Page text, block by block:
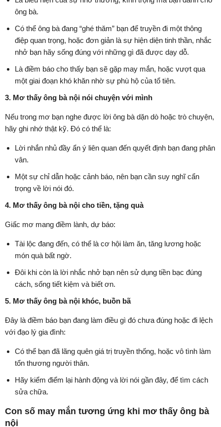
ông bà.
Có thể ông bà đang “ghé thăm” bạn để truyền đi một thông
điệp quan trọng, hoặc đơn giản là sự hiện diện tinh thần, nhắc
nhở bạn hãy sống đúng với những gì đã được dạy dỗ.
Là điềm báo cho thấy bạn sẽ gặp may mắn, hoặc vượt qua
một giai đoạn khó khăn nhờ sự phù hộ của tổ tiên.
3. Mơ thấy ông bà nội nói chuyện với mình
Nếu trong mơ bạn nghe được lời ông bà dặn dò hoặc trò chuyện,
hãy ghi nhớ thật kỹ. Đó có thể là:
Lời nhắn nhủ đầy ẩn ý liên quan đến quyết định bạn đang phân
vân.
Một sự chỉ dẫn hoặc cảnh báo, nên bạn cần suy nghĩ cẩn
trọng về lời nói đó.
4. Mơ thấy ông bà nội cho tiền, tặng quà
Giấc mơ mang điềm lành, dự báo:
Tài lộc đang đến, có thể là cơ hội làm ăn, tăng lương hoặc
món quà bất ngờ.
Đôi khi còn là lời nhắc nhở bạn nên sử dụng tiền bạc đúng
cách, sống tiết kiệm và biết ơn.
5. Mơ thấy ông bà nội khóc, buồn bã
Đây là điềm báo bạn đang làm điều gì đó chưa đúng hoặc đi lệch
với đạo lý gia đình:
Có thể bạn đã lãng quên giá trị truyền thống, hoặc vô tình làm
tổn thương người thân.
Hãy kiểm điểm lại hành động và lời nói gần đây, để tìm cách
sửa chữa.
Con số may mắn tương ứng khi mơ thấy ông bà
nội